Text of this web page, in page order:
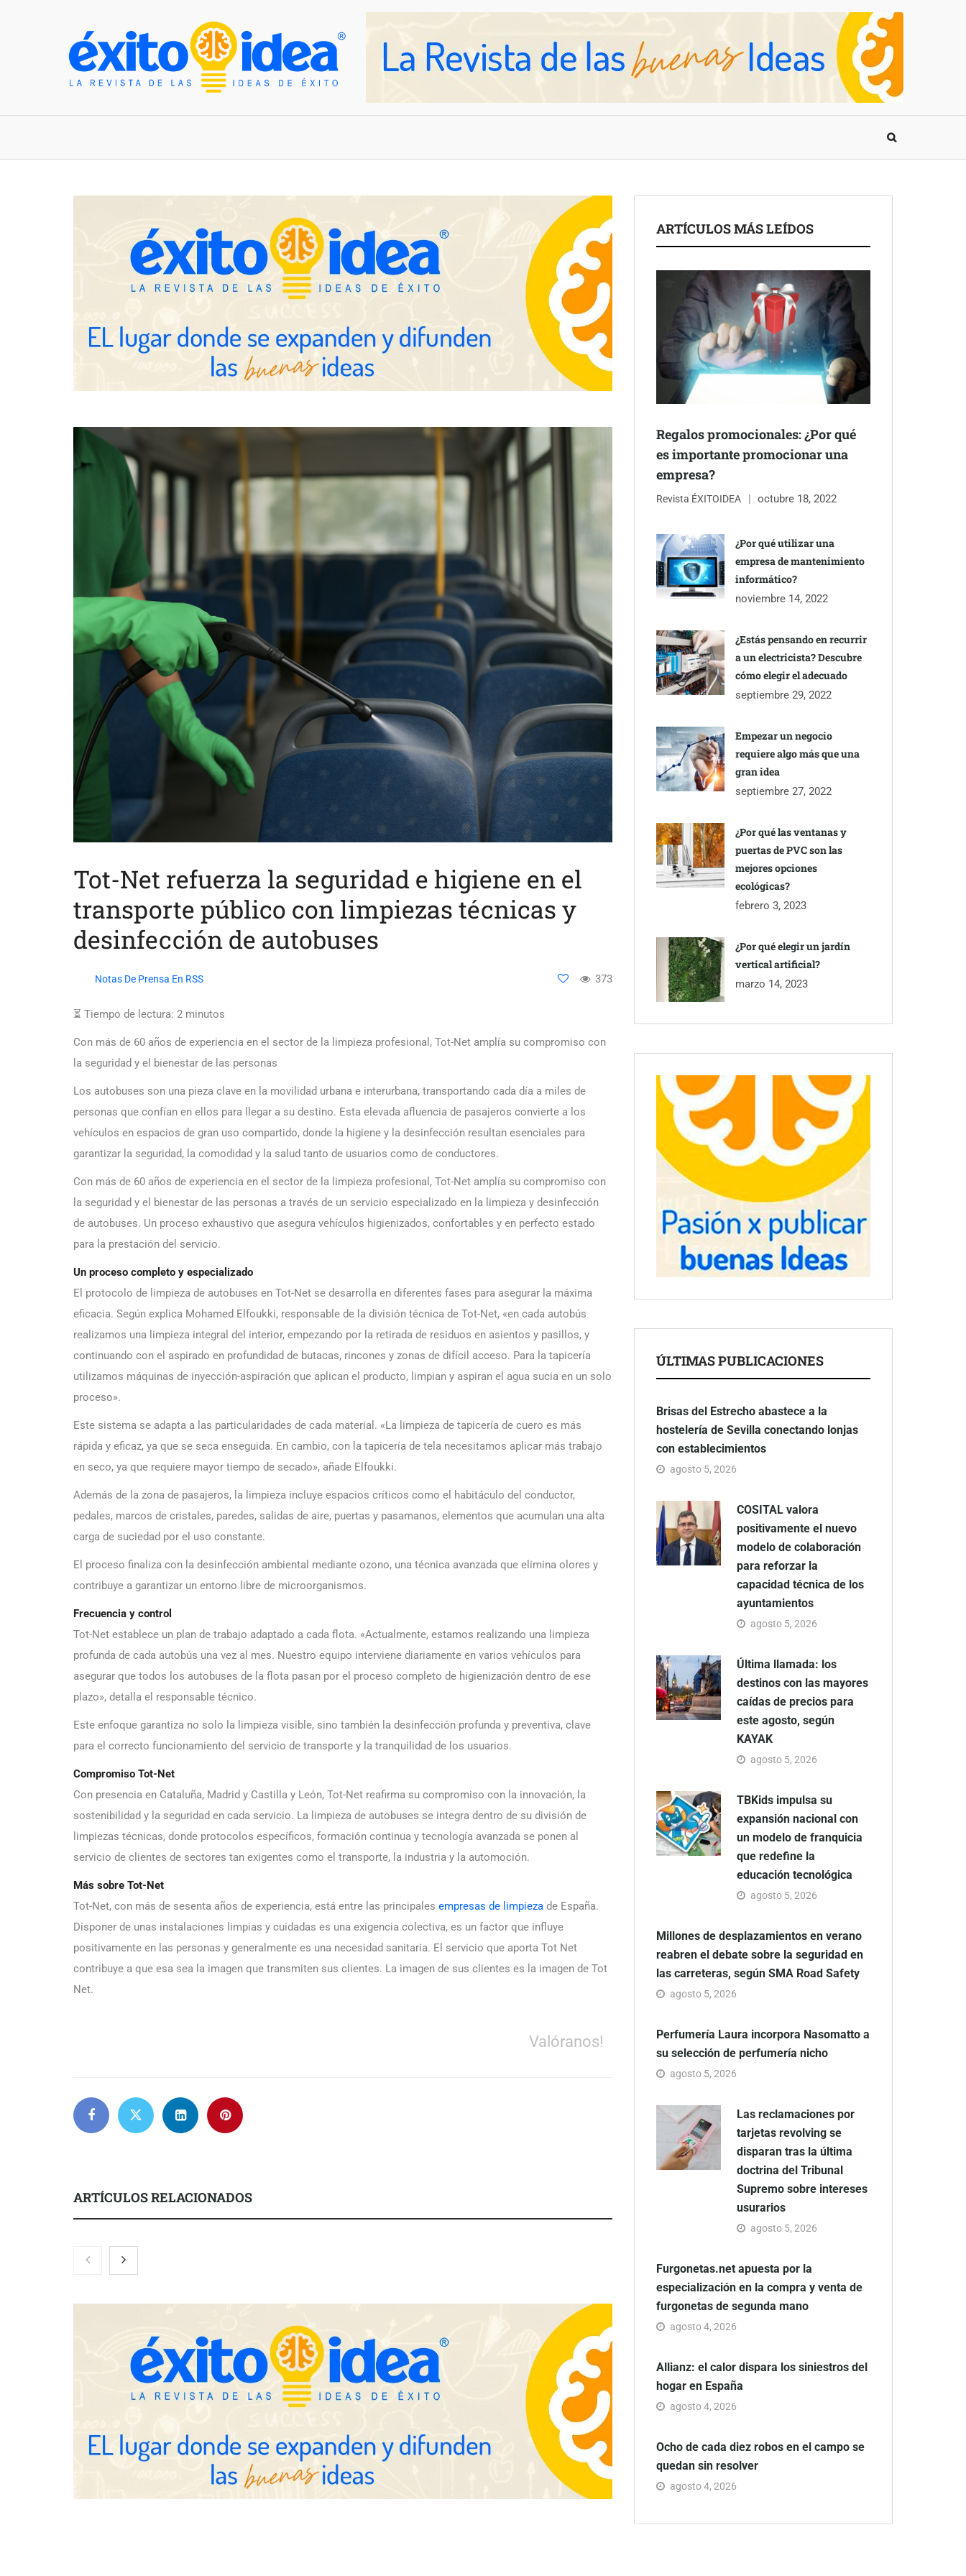
Tot-Net refuerza la seguridad e higiene en el
transporte público con limpiezas técnicas y
desinfección de autobuses
Notas De Prensa En RSS 373
⏳ Tiempo de lectura: 2 minutos
Con más de 60 años de experiencia en el sector de la limpieza profesional, Tot-Net amplía su compromiso con
la seguridad y el bienestar de las personas
Los autobuses son una pieza clave en la movilidad urbana e interurbana, transportando cada día a miles de
personas que confían en ellos para llegar a su destino. Esta elevada afluencia de pasajeros convierte a los
vehículos en espacios de gran uso compartido, donde la higiene y la desinfección resultan esenciales para
garantizar la seguridad, la comodidad y la salud tanto de usuarios como de conductores.
Con más de 60 años de experiencia en el sector de la limpieza profesional, Tot-Net amplía su compromiso con
la seguridad y el bienestar de las personas a través de un servicio especializado en la limpieza y desinfección
de autobuses. Un proceso exhaustivo que asegura vehículos higienizados, confortables y en perfecto estado
para la prestación del servicio.
Un proceso completo y especializado
El protocolo de limpieza de autobuses en Tot-Net se desarrolla en diferentes fases para asegurar la máxima
eficacia. Según explica Mohamed Elfoukki, responsable de la división técnica de Tot-Net, «en cada autobús
realizamos una limpieza integral del interior, empezando por la retirada de residuos en asientos y pasillos, y
continuando con el aspirado en profundidad de butacas, rincones y zonas de difícil acceso. Para la tapicería
utilizamos máquinas de inyección-aspiración que aplican el producto, limpian y aspiran el agua sucia en un solo
proceso».
Este sistema se adapta a las particularidades de cada material. «La limpieza de tapicería de cuero es más
rápida y eficaz, ya que se seca enseguida. En cambio, con la tapicería de tela necesitamos aplicar más trabajo
en seco, ya que requiere mayor tiempo de secado», añade Elfoukki.
Además de la zona de pasajeros, la limpieza incluye espacios críticos como el habitáculo del conductor,
pedales, marcos de cristales, paredes, salidas de aire, puertas y pasamanos, elementos que acumulan una alta
carga de suciedad por el uso constante.
El proceso finaliza con la desinfección ambiental mediante ozono, una técnica avanzada que elimina olores y
contribuye a garantizar un entorno libre de microorganismos.
Frecuencia y control
Tot-Net establece un plan de trabajo adaptado a cada flota. «Actualmente, estamos realizando una limpieza
profunda de cada autobús una vez al mes. Nuestro equipo interviene diariamente en varios vehículos para
asegurar que todos los autobuses de la flota pasan por el proceso completo de higienización dentro de ese
plazo», detalla el responsable técnico.
Este enfoque garantiza no solo la limpieza visible, sino también la desinfección profunda y preventiva, clave
para el correcto funcionamiento del servicio de transporte y la tranquilidad de los usuarios.
Compromiso Tot-Net
Con presencia en Cataluña, Madrid y Castilla y León, Tot-Net reafirma su compromiso con la innovación, la
sostenibilidad y la seguridad en cada servicio. La limpieza de autobuses se integra dentro de su división de
limpiezas técnicas, donde protocolos específicos, formación continua y tecnología avanzada se ponen al
servicio de clientes de sectores tan exigentes como el transporte, la industria y la automoción.
Más sobre Tot-Net
Tot-Net, con más de sesenta años de experiencia, está entre las principales empresas de limpieza de España.
Disponer de unas instalaciones limpias y cuidadas es una exigencia colectiva, es un factor que influye
positivamente en las personas y generalmente es una necesidad sanitaria. El servicio que aporta Tot Net
contribuye a que esa sea la imagen que transmiten sus clientes. La imagen de sus clientes es la imagen de Tot
Net.
Valóranos!
ARTÍCULOS RELACIONADOS
Brisas del Estrecho abastece a la
hostelería de Sevilla conectando
COSITAL valora positivamente el
nuevo modelo de colaboración
para reforzar la capacidad técnica
Última llamada: los destinos con
las mayores caídas de precios para
este agosto, según KAYAK
Millones de desplazamientos en
verano reabren el debate sobre la
seguridad en las carreteras, según
Perfumería Laura incorpora
Nasomatto a su selección de
ARTÍCULOS MÁS LEÍDOS
Regalos promocionales: ¿Por qué
es importante promocionar una
empresa?
Revista ÉXITOIDEA octubre 18, 2022
¿Por qué utilizar una
empresa de mantenimiento
informático?
noviembre 14, 2022
¿Estás pensando en recurrir
a un electricista? Descubre
cómo elegir el adecuado
septiembre 29, 2022
Empezar un negocio
requiere algo más que una
gran idea
septiembre 27, 2022
¿Por qué las ventanas y
puertas de PVC son las
mejores opciones
ecológicas?
febrero 3, 2023
¿Por qué elegir un jardín
vertical artificial?
marzo 14, 2023
ÚLTIMAS PUBLICACIONES
Brisas del Estrecho abastece a la
hostelería de Sevilla conectando lonjas
con establecimientos
agosto 5, 2026
COSITAL valora
positivamente el nuevo
modelo de colaboración
para reforzar la
capacidad técnica de los
ayuntamientos
agosto 5, 2026
Última llamada: los
destinos con las mayores
caídas de precios para
este agosto, según
KAYAK
agosto 5, 2026
TBKids impulsa su
expansión nacional con
un modelo de franquicia
que redefine la
educación tecnológica
agosto 5, 2026
Millones de desplazamientos en verano
reabren el debate sobre la seguridad en
las carreteras, según SMA Road Safety
agosto 5, 2026
Perfumería Laura incorpora Nasomatto a
su selección de perfumería nicho
agosto 5, 2026
Las reclamaciones por
tarjetas revolving se
disparan tras la última
doctrina del Tribunal
Supremo sobre intereses
usurarios
agosto 5, 2026
Furgonetas.net apuesta por la
especialización en la compra y venta de
furgonetas de segunda mano
agosto 4, 2026
Allianz: el calor dispara los siniestros del
hogar en España
agosto 4, 2026
Ocho de cada diez robos en el campo se
quedan sin resolver
agosto 4, 2026